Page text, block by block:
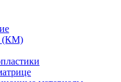
(КМ)